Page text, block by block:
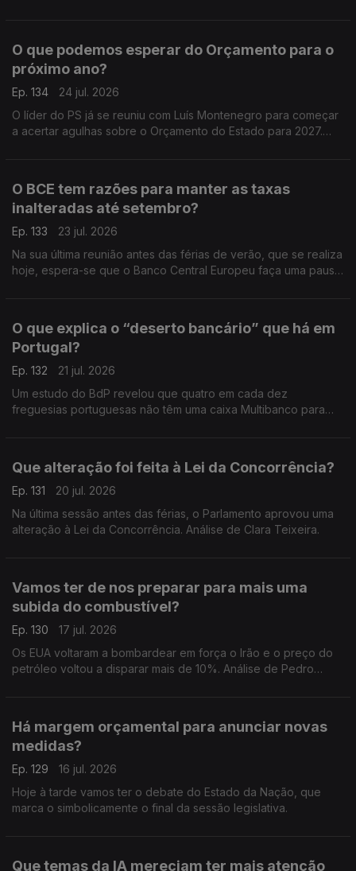
O que podemos esperar do Orçamento para o
próximo ano?
Ep. 134
24 jul. 2026
O líder do PS já se reuniu com Luís Montenegro para começar
a acertar agulhas sobre o Orçamento do Estado para 2027.
O BCE tem razões para manter as taxas
inalteradas até setembro?
Ep. 133
23 jul. 2026
Na sua última reunião antes das férias de verão, que se realiza
hoje, espera-se que o Banco Central Europeu faça uma pausa
O que explica o “deserto bancário” que há em
Portugal?
Ep. 132
21 jul. 2026
Um estudo do BdP revelou que quatro em cada dez
freguesias portuguesas não têm uma caixa Multibanco para
Que alteração foi feita à Lei da Concorrência?
Ep. 131
20 jul. 2026
Na última sessão antes das férias, o Parlamento aprovou uma
alteração à Lei da Concorrência. Análise de Clara Teixeira.
Vamos ter de nos preparar para mais uma
subida do combustível?
Ep. 130
17 jul. 2026
Os EUA voltaram a bombardear em força o Irão e o preço do
petróleo voltou a disparar mais de 10%. Análise de Pedro
Há margem orçamental para anunciar novas
medidas?
Ep. 129
16 jul. 2026
Hoje à tarde vamos ter o debate do Estado da Nação, que
marca o simbolicamente o final da sessão legislativa.
Que temas da IA mereciam ter mais atenção